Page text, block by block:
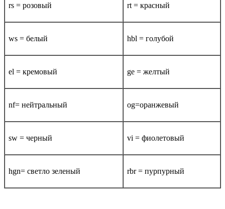
rs = розовый rt = красный
ws = белый hbl = голубой
el = кремовый ge = желтый
nf= нейтральный og=оранжевый
sw = черный vi = фиолетовый
hgn= светло зеленый rbr = пурпурный